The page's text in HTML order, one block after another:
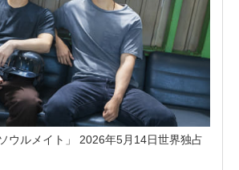
ウルメイト」 2026年5月14日世界独占